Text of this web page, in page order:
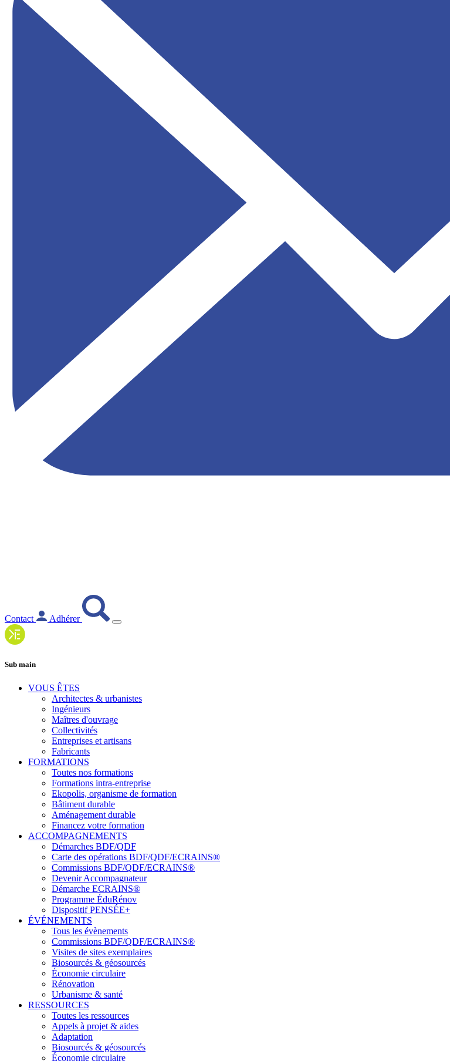
Contact Adhérer
Sub main
VOUS ÊTES
Architectes & urbanistes
Ingénieurs
Maîtres d'ouvrage
Collectivités
Entreprises et artisans
Fabricants
FORMATIONS
Toutes nos formations
Formations intra-entreprise
Ekopolis, organisme de formation
Bâtiment durable
Aménagement durable
Financez votre formation
ACCOMPAGNEMENTS
Démarches BDF/QDF
Carte des opérations BDF/QDF/ECRAINS®
Commissions BDF/QDF/ECRAINS®
Devenir Accompagnateur
Démarche ECRAINS®
Programme ÉduRénov
Dispositif PENSÉE+
ÉVÉNEMENTS
Tous les évènements
Commissions BDF/QDF/ECRAINS®
Visites de sites exemplaires
Biosourcés & géosourcés
Économie circulaire
Rénovation
Urbanisme & santé
RESSOURCES
Toutes les ressources
Appels à projet & aides
Adaptation
Biosourcés & géosourcés
Économie circulaire